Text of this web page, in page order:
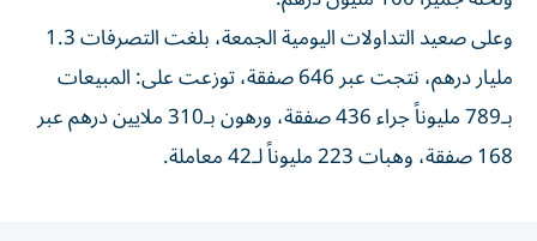
وعلى صعيد التداولات اليومية الجمعة، بلغت التصرفات 1.3
مليار درهم، نتجت عبر 646 صفقة، توزعت على: المبيعات
بـ789 مليوناً جراء 436 صفقة، ورهون بـ310 ملايين درهم عبر
168 صفقة، وهبات 223 مليوناً لـ42 معاملة.